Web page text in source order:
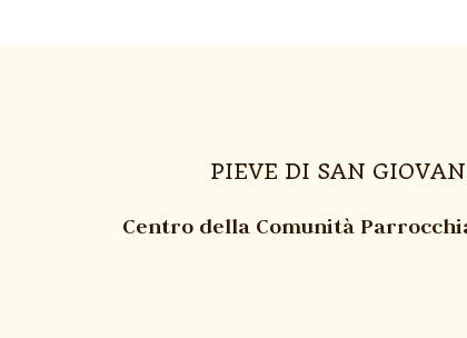
PIEVE DI SAN
Centro della Comunità